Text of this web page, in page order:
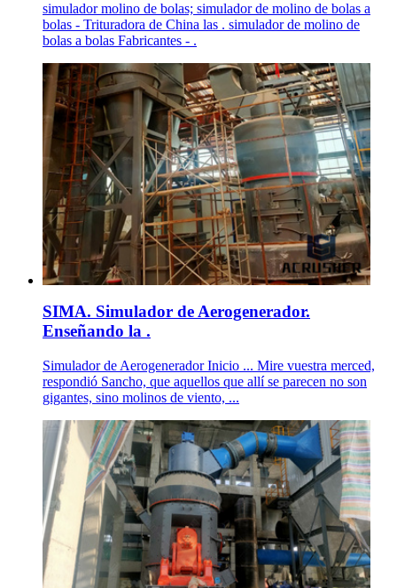
simulador molino de bolas; simulador de molino de bolas a
bolas - Trituradora de China las . simulador de molino de
bolas a bolas Fabricantes - .
SIMA. Simulador de Aerogenerador.
Enseñando la .
Simulador de Aerogenerador Inicio ... Mire vuestra merced,
respondió Sancho, que aquellos que allí se parecen no son
gigantes, sino molinos de viento, ...